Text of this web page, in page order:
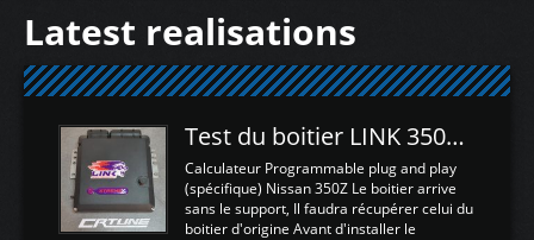
Latest realisations
Test du boitier LINK 350Z Plugin ECU
Calculateur Programmable plug and play
(spécifique) Nissan 350Z Le boitier arrive
sans le support, Il faudra récupérer celui du
boitier d'origine Avant d'installer le